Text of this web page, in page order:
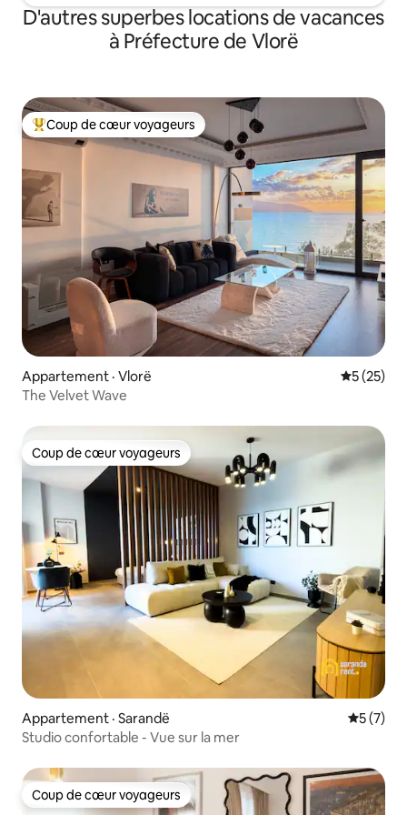
D'autres superbes locations de vacances
à Préfecture de Vlorë
Coup de cœur voyageurs parmi les plus aimés
Coup de cœur voyageurs
Appartement · Vlorë Note
5 (25)
The Velvet Wave
Coup de cœur voyageurs
Coup de cœur voyageurs
Appartement · Sarandë Note
5 (7)
Studio confortable - Vue sur la mer
Coup de cœur voyageurs
Coup de cœur voyageurs